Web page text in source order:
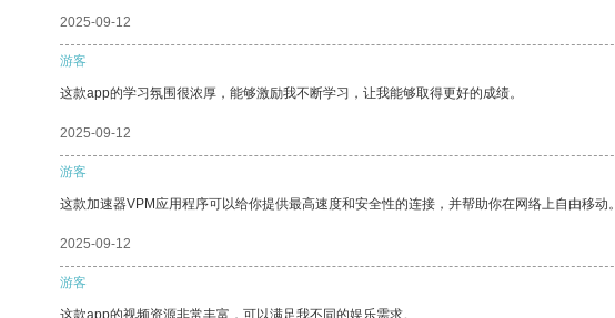
2025-09-12
游客
这款app的学习氛围很浓厚，能够激励我不断学习，让我能够取得更好的成绩。
2025-09-12
游客
这款加速器VPM应用程序可以给你提供最高速度和安全性的连接，并帮助你在网络上自由移动。
2025-09-12
游客
这款app的视频资源非常丰富，可以满足我不同的娱乐需求。